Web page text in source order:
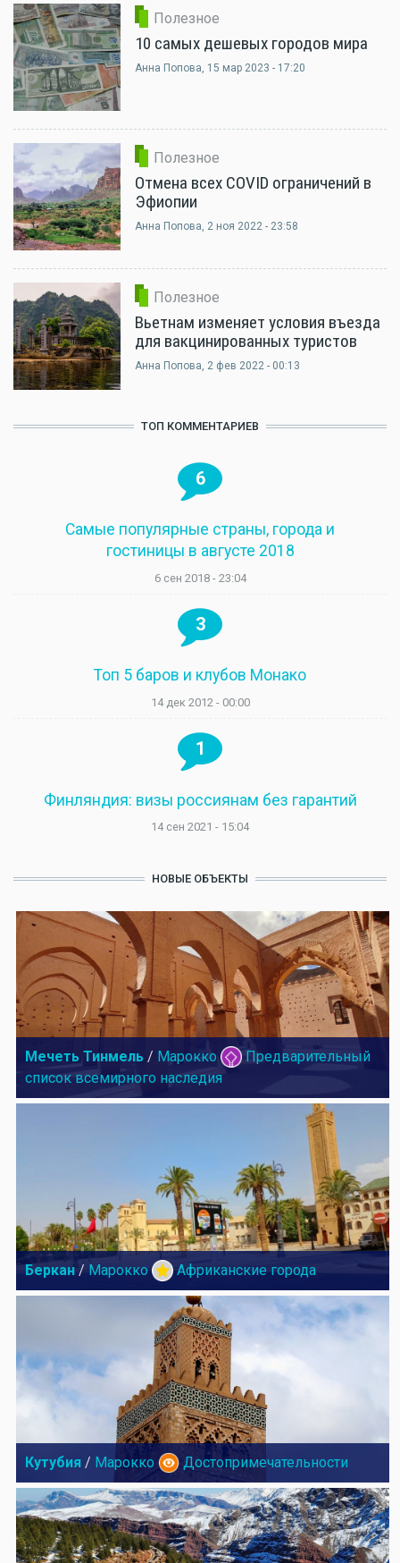
Полезное
10 самых дешевых городов мира
Анна Попова, 15 мар 2023 - 17:20
Полезное
Отмена всех COVID ограничений в
Эфиопии
Анна Попова, 2 ноя 2022 - 23:58
Полезное
Вьетнам изменяет условия въезда
для вакцинированных туристов
Анна Попова, 2 фев 2022 - 00:13
ТОП КОММЕНТАРИЕВ
6
Самые популярные страны, города и
гостиницы в августе 2018
6 сен 2018 - 23:04
3
Топ 5 баров и клубов Монако
14 дек 2012 - 00:00
1
Финляндия: визы россиянам без гарантий
14 сен 2021 - 15:04
НОВЫЕ ОБЪЕКТЫ
Мечеть Тинмель / Марокко
Предварительный
список всемирного наследия
Беркан / Марокко Африканские города
Кутубия / Марокко Достопримечательности